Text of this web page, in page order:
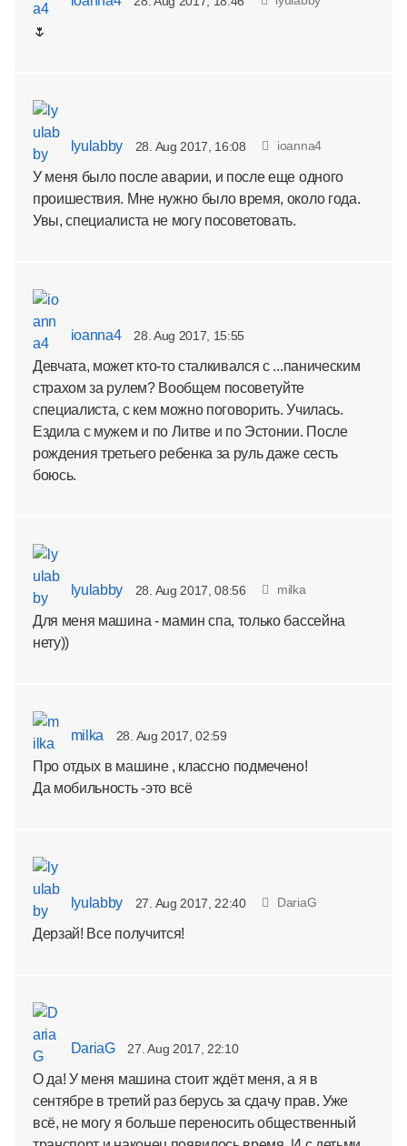
🌷
lyulabby 28. Aug 2017, 16:08 ioanna4
У меня было после аварии, и после еще одного
проишествия. Мне нужно было время, около года.
Увы, специалиста не могу посоветовать.
ioanna4 28. Aug 2017, 15:55
Девчата, может кто-то сталкивался с ...паническим
страхом за рулем? Вообщем посоветуйте
специалиста, с кем можно поговорить. Училась.
Ездила с мужем и по Литве и по Эстонии. После
рождения третьего ребенка за руль даже сесть
боюсь.
lyulabby 28. Aug 2017, 08:56 milka
Для меня машина - мамин спа, только бассейна
нету))
milka 28. Aug 2017, 02:59
Про отдых в машине , классно подмечено!
Да мобильность -это всё
lyulabby 27. Aug 2017, 22:40 DariaG
Дерзай! Все получится!
DariaG 27. Aug 2017, 22:10
О да! У меня машина стоит ждёт меня, а я в
сентябре в третий раз берусь за сдачу прав. Уже
всё, не могу я больше переносить общественный